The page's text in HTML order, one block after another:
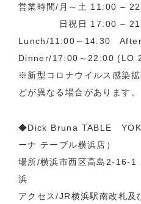
営業時間/月～土 11:00 –
日祝日 17:00 –
Lunch/11:00～14:30
Dinner/17:00～22:00 (LO
※新型コロナウイルス感染
どが異なる場合があります。
◆Dick Bruna TABLE
ーナ テーブル横浜店）
場所/横浜市西区高島2-16-1
浜
アクセス/JR横浜駅南改札及